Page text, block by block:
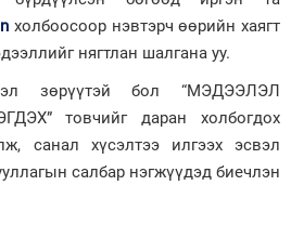
холбоосоор нэвтэрч өөрийн хаягт
нягтлан шалгана уу.
зөрүүтэй бол “МЭДЭЭЛЭЛ
товчийг даран холбогдох
санал хүсэлтээ илгээх эсвэл
салбар нэгжүүдэд биечлэн